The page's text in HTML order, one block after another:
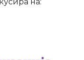
на: